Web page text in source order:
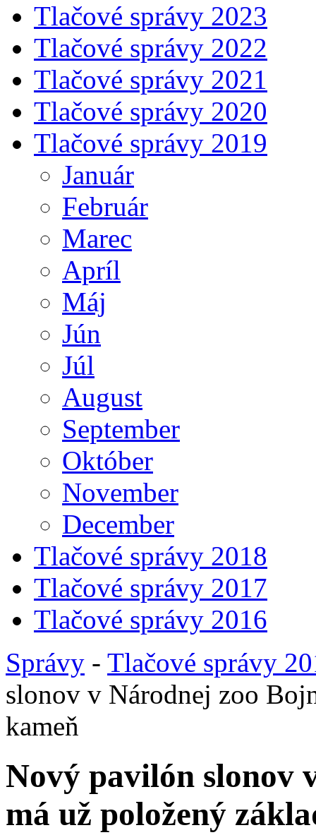
Tlačové správy 2023
Tlačové správy 2022
Tlačové správy 2021
Tlačové správy 2020
Tlačové správy 2019
Január
Február
Marec
Apríl
Máj
Jún
Júl
August
September
Október
November
December
Tlačové správy 2018
Tlačové správy 2017
Tlačové správy 2016
Správy - Tlačové správy
slonov v Národnej zoo
kameň
Nový pavilón slonov
má už položený